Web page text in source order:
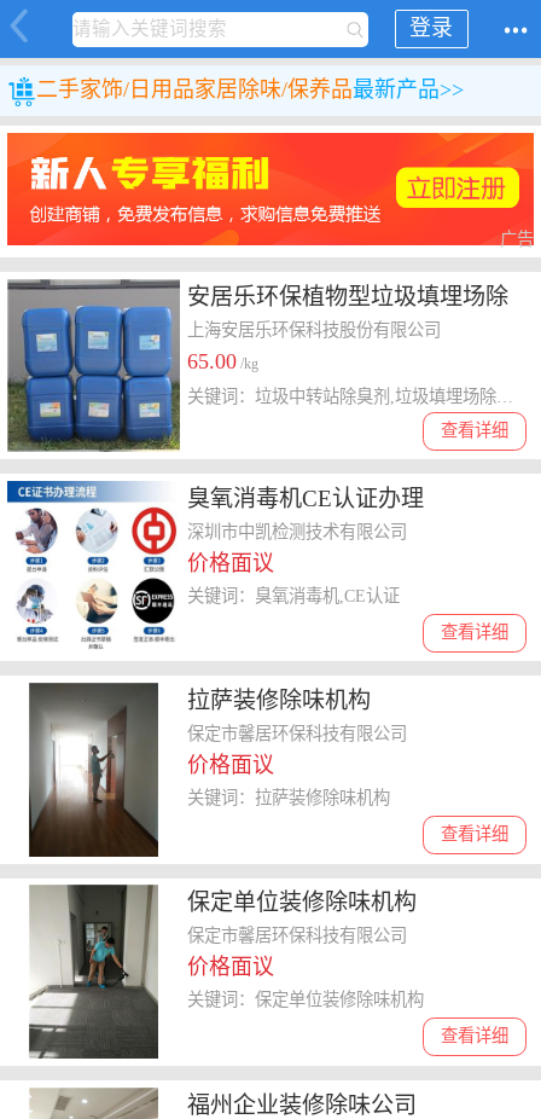
登录
二手家饰/日用品家居除味/保养品最新产品>>
广告
安居乐环保植物型垃圾填埋场除
臭剂促销
上海安居乐环保科技股份有限公司
65.00 /kg
查看详细
臭氧消毒机CE认证办理
深圳市中凯检测技术有限公司
价格面议
查看详细
关键词：臭氧消毒机,CE认证
拉萨装修除味机构
保定市馨居环保科技有限公司
价格面议
查看详细
关键词：拉萨装修除味机构
保定单位装修除味机构
保定市馨居环保科技有限公司
价格面议
查看详细
关键词：保定单位装修除味机构
福州企业装修除味公司